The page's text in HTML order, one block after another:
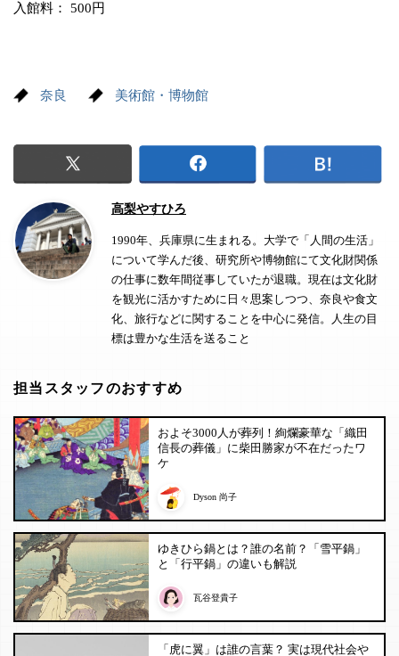
入館料： 500円
奈良 美術館・博物館
高梨やすひろ
1990年、兵庫県に生まれる。大学で「人間の生活」
について学んだ後、研究所や博物館にて文化財関係
の仕事に数年間従事していたが退職。現在は文化財
を観光に活かすために日々思案しつつ、奈良や食文
化、旅行などに関することを中心に発信。人生の目
標は豊かな生活を送ること
担当スタッフのおすすめ
およそ3000人が葬列！絢爛豪華な「織田
信長の葬儀」に柴田勝家が不在だったワ
ケ
Dyson 尚子
ゆきひら鍋とは？誰の名前？「雪平鍋」
と「行平鍋」の違いも解説
瓦谷登貴子
「虎に翼」は誰の言葉？ 実は現代社会や